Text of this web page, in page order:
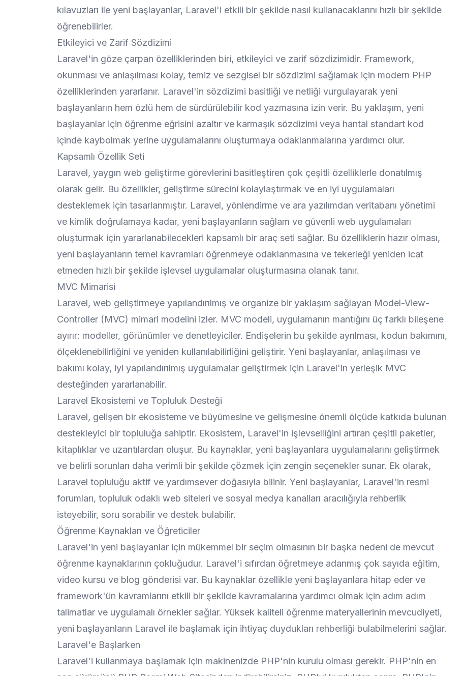
kılavuzları ile yeni başlayanlar, Laravel'i etkili bir şekilde nasıl kullanacaklarını hızlı bir şekilde
öğrenebilirler.
Etkileyici ve Zarif Sözdizimi
Laravel'in göze çarpan özelliklerinden biri, etkileyici ve zarif sözdizimidir. Framework,
okunması ve anlaşılması kolay, temiz ve sezgisel bir sözdizimi sağlamak için modern PHP
özelliklerinden yararlanır. Laravel'in sözdizimi basitliği ve netliği vurgulayarak yeni
başlayanların hem özlü hem de sürdürülebilir kod yazmasına izin verir. Bu yaklaşım, yeni
başlayanlar için öğrenme eğrisini azaltır ve karmaşık sözdizimi veya hantal standart kod
içinde kaybolmak yerine uygulamalarını oluşturmaya odaklanmalarına yardımcı olur.
Kapsamlı Özellik Seti
Laravel, yaygın web geliştirme görevlerini basitleştiren çok çeşitli özelliklerle donatılmış
olarak gelir. Bu özellikler, geliştirme sürecini kolaylaştırmak ve en iyi uygulamaları
desteklemek için tasarlanmıştır. Laravel, yönlendirme ve ara yazılımdan veritabanı yönetimi
ve kimlik doğrulamaya kadar, yeni başlayanların sağlam ve güvenli web uygulamaları
oluşturmak için yararlanabilecekleri kapsamlı bir araç seti sağlar. Bu özelliklerin hazır olması,
yeni başlayanların temel kavramları öğrenmeye odaklanmasına ve tekerleği yeniden icat
etmeden hızlı bir şekilde işlevsel uygulamalar oluşturmasına olanak tanır.
MVC Mimarisi
Laravel, web geliştirmeye yapılandırılmış ve organize bir yaklaşım sağlayan Model-View-
Controller (MVC) mimari modelini izler. MVC modeli, uygulamanın mantığını üç farklı bileşene
ayırır: modeller, görünümler ve denetleyiciler. Endişelerin bu şekilde ayrılması, kodun bakımını,
ölçeklenebilirliğini ve yeniden kullanılabilirliğini geliştirir. Yeni başlayanlar, anlaşılması ve
bakımı kolay, iyi yapılandırılmış uygulamalar geliştirmek için Laravel'in yerleşik MVC
desteğinden yararlanabilir.
Laravel Ekosistemi ve Topluluk Desteği
Laravel, gelişen bir ekosisteme ve büyümesine ve gelişmesine önemli ölçüde katkıda bulunan
destekleyici bir topluluğa sahiptir. Ekosistem, Laravel'in işlevselliğini artıran çeşitli paketler,
kitaplıklar ve uzantılardan oluşur. Bu kaynaklar, yeni başlayanlara uygulamalarını geliştirmek
ve belirli sorunları daha verimli bir şekilde çözmek için zengin seçenekler sunar. Ek olarak,
Laravel topluluğu aktif ve yardımsever doğasıyla bilinir. Yeni başlayanlar, Laravel'in resmi
forumları, topluluk odaklı web siteleri ve sosyal medya kanalları aracılığıyla rehberlik
isteyebilir, soru sorabilir ve destek bulabilir.
Öğrenme Kaynakları ve Öğreticiler
Laravel'in yeni başlayanlar için mükemmel bir seçim olmasının bir başka nedeni de mevcut
öğrenme kaynaklarının çokluğudur. Laravel'i sıfırdan öğretmeye adanmış çok sayıda eğitim,
video kursu ve blog gönderisi var. Bu kaynaklar özellikle yeni başlayanlara hitap eder ve
framework'ün kavramlarını etkili bir şekilde kavramalarına yardımcı olmak için adım adım
talimatlar ve uygulamalı örnekler sağlar. Yüksek kaliteli öğrenme materyallerinin mevcudiyeti,
yeni başlayanların Laravel ile başlamak için ihtiyaç duydukları rehberliği bulabilmelerini sağlar.
Laravel'e Başlarken
Laravel'i kullanmaya başlamak için makinenizde PHP'nin kurulu olması gerekir. PHP'nin en